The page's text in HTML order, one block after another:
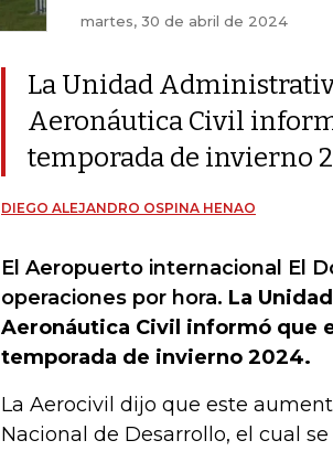
martes, 30 de abril de 2024
La Unidad
Aeronáutica Civil
temporada de invierno
DIEGO ALEJANDRO OSPINA HENAO
El Aeropuerto internacional El
operaciones por hora. La
Aeronáutica Civil informó que
temporada de invierno 2024.
La Aerocivil dijo que este
Nacional de Desarrollo, el cual